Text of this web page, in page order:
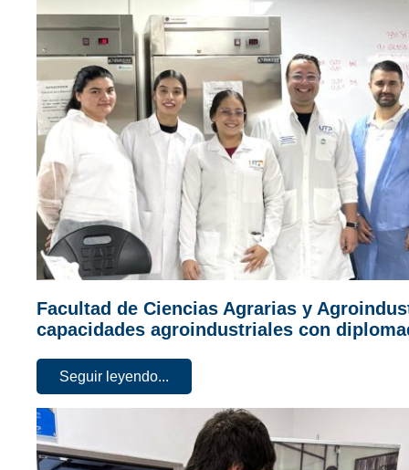
Facultad de Ciencias Agrarias y
capacidades agroindustriales con
Seguir leyendo...